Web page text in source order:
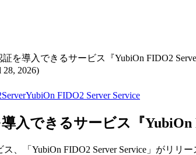
を導入できるサービス『YubiOn FIDO2
2026)
YubiOn FIDO2 Server Service
入できるサービス『
、「YubiOn FIDO2 Server Service」がリ